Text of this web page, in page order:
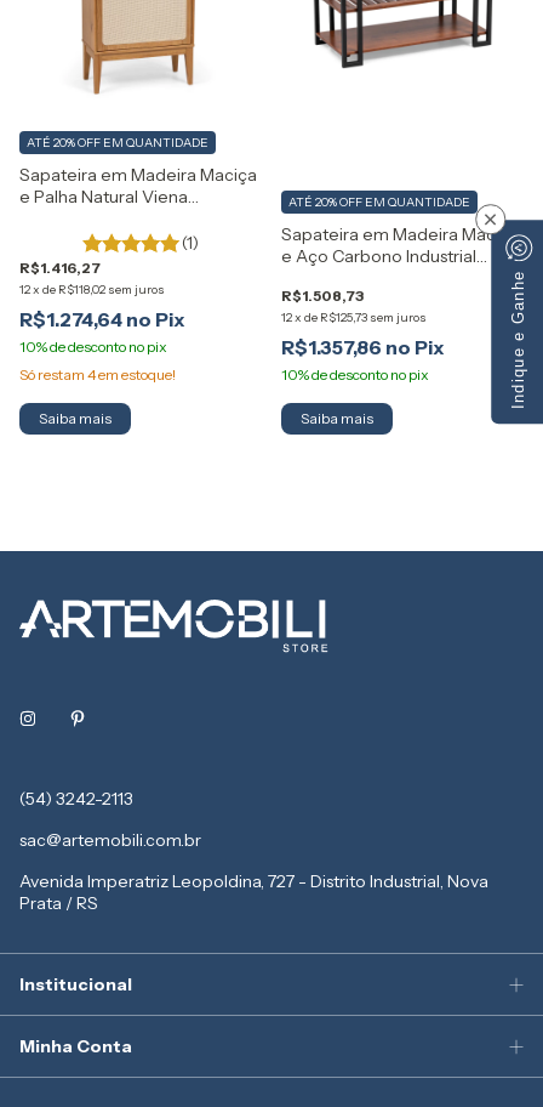
Sapateira em Madeira Maciça
e Palha Natural Viena
(1)
R$1.416,27
12x de R$118,02 sem juros
ATÉ 20% OFF EM QUANTIDADE
R$1.274,64
Só restam 4em estoque!
Saiba mais
Sapateira em Madeira Maciça
e Aço Carbono Industrial
R$1.508,73
12x de R$125,73 sem juros
ATÉ 20% OFF EM QUANTIDADE
R$1.357,86
Saiba mais
(54) 3242-2113
sac@artemobili.com.br
Avenida Imperatriz Leopoldina, 727 - Distrito Industrial, Nova
Prata / RS
Institucional
Minha Conta
Indique e Ganhe
×